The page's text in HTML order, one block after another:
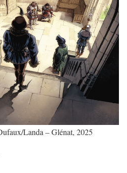
Landa – Glénat, 2025